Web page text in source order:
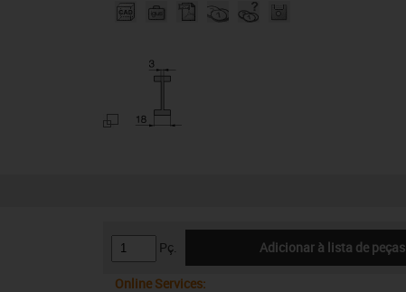
Pç. Adicionar à lista de peças
Online Services: